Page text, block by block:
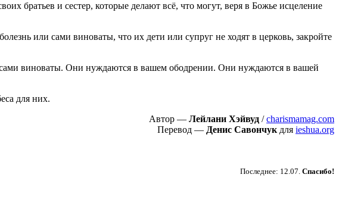
братьев и сестер, которые делают всё, что могут, веря в Божье исцеление
или сами виноваты, что их дети или супруг не ходят в церковь, закройте
виноваты. Они нуждаются в вашем ободрении. Они нуждаются в вашей
для них.
Автор — Лейлани Хэйвуд /charismamag.com
Перевод — Денис Савончук для ieshua.org
Последнее: 12.07. Спасибо!